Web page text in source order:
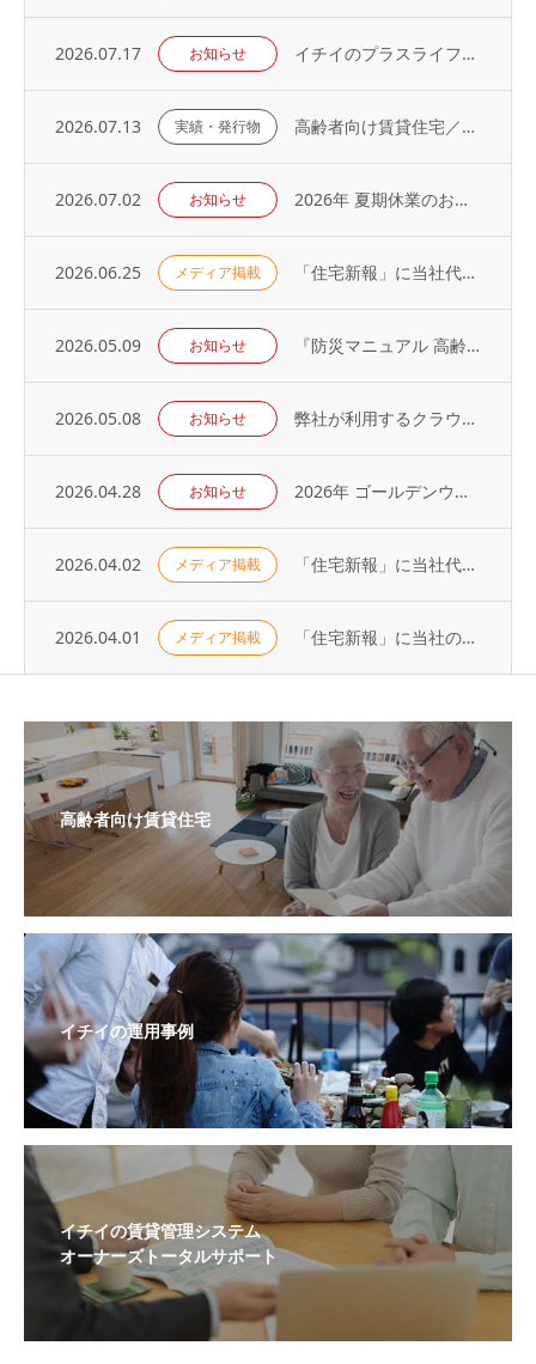
2026.07.17 お知らせ イチイのプラスライフサービス「 オーナーアプリ」導入のお知らせ
2026.07.13 実績・発行物 高齢者向け賃貸住宅／取り扱い戸数（2026年）
2026.07.02 お知らせ 2026年 夏期休業のお知らせ
2026.06.25 メディア掲載 「住宅新報」に当社代表の取材記事が掲載されました（2026年6月23日号）
2026.05.09 お知らせ 『防災マニュアル 高齢入居者・外国人入居者対応編』当社代表が制作に協力
2026.05.08 お知らせ 弊社が利用するクラウドサービスへの不正アクセス発生に関するお知らせとお詫び
2026.04.28 お知らせ 2026年 ゴールデンウィーク休業のお知らせ
2026.04.02 メディア掲載 「住宅新報」に当社代表の取材記事が掲載されました（2026年3月31日号）
2026.04.01 メディア掲載 「住宅新報」に当社の取り組みが掲載されました（2026年3月24日号）
高齢者向け賃貸住宅
イチイの運用事例
イチイの賃貸管理システム
オーナーズトータルサポート